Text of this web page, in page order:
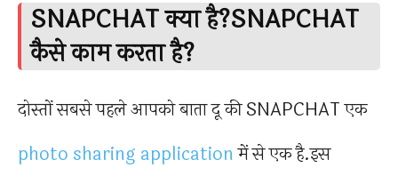
SNAPCHAT क्या है?SNAPCHAT
कैसे काम करता है?
दोस्तों सबसे पहले आपको बाता दू की SNAPCHAT एक
photo sharing applicationमें से एक है.इस